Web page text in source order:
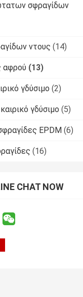
σφραγίδων
ντους (14)
αφρού (13)
γδύσιμο (2)
γδύσιμο (5)
EPDM (6)
(16)
CHAT NOW